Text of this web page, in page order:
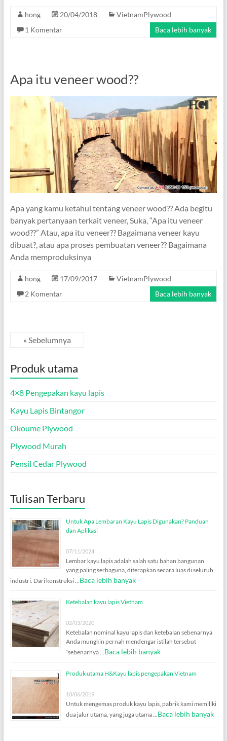
hong 20/04/2018
VietnamPlywood
1 Komentar
Baca lebih banyak
Apa itu veneer wood??
Apa yang kamu ketahui tentang veneer wood?? Ada begitu
banyak pertanyaan terkait veneer, Suka, “Apa itu veneer
wood??” Atau, apa itu veneer?? Bagaimana veneer kayu
dibuat?, atau apa proses pembuatan veneer?? Bagaimana
Anda memproduksinya
hong 17/09/2017
VietnamPlywood
2 Komentar
Baca lebih banyak
« Sebelumnya
Produk utama
4×8 Pengepakan kayu lapis
Kayu Lapis Bintangor
Okoume Plywood
Plywood Murah
Pensil Cedar Plywood
Tulisan Terbaru
Untuk Apa Lembaran Kayu Lapis Digunakan? Panduan
dan Aplikasi
07/11/2024
Lembar kayu lapis adalah salah satu bahan bangunan
yang paling serbaguna, diterapkan secara luas di seluruh
industri. Dari konstruksi …Baca lebih banyak
Ketebalan kayu lapis Vietnam
02/03/2020
Ketebalan nominal kayu lapis dan ketebalan sebenarnya
Anda mungkin pernah mendengar istilah tersebut
“sebenarnya …Baca lebih banyak
Produk utama H&Kayu lapis pengepakan Vietnam
10/06/2019
Untuk mengemas produk kayu lapis, pabrik kami memiliki
dua jalur utama, yang juga utama …Baca lebih banyak